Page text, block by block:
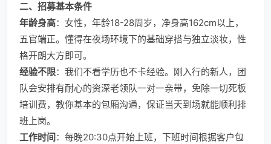
二、招募基本条件
年龄身高：女性，年龄18-28周岁，净身高162cm以上，
五官端正。懂得在夜场环境下的基础穿搭与独立淡妆，性
格开朗大方即可。
经验不限：我们不看学历也不卡经验。刚入行的新人，团
队会安排有耐心的资深老领队一对一亲带，免除一切死板
培训费，教你基本的包厢沟通，保证当天到场就能顺利排
班上岗。
工作时间 ：每晚20:30点开始上班，下班时间根据客户包